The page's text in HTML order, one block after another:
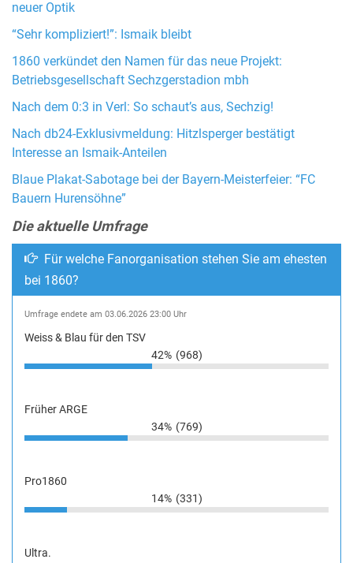
neuer Optik
“Sehr kompliziert!”: Ismaik bleibt
1860 verkündet den Namen für das neue Projekt:
Betriebsgesellschaft Sechzgerstadion mbh
Nach dem 0:3 in Verl: So schaut’s aus, Sechzig!
Nach db24-Exklusivmeldung: Hitzlsperger bestätigt
Interesse an Ismaik-Anteilen
Blaue Plakat-Sabotage bei der Bayern-Meisterfeier: “FC
Bauern Hurensöhne”
Die aktuelle Umfrage
Für welche Fanorganisation stehen Sie am ehesten
bei 1860?
Umfrage endete am 03.06.2026 23:00 Uhr
Weiss & Blau für den TSV
42% (968)
Früher ARGE
34% (769)
Pro1860
14% (331)
Ultra.